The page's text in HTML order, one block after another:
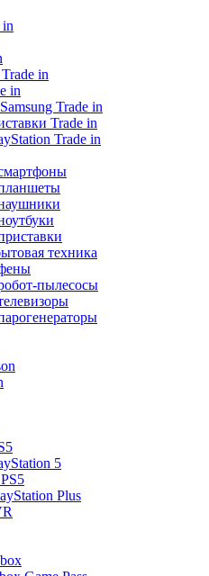
in
in
in
Trade in
Trade in
Trade in
техника
пылесосы
5
Plus